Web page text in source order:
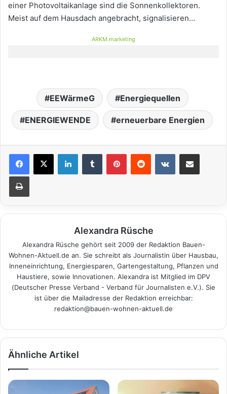
einer Photovoltaikanlage sind die Sonnenkollektoren.
Meist auf dem Hausdach angebracht, signalisieren…
ARKM.marketing
EEWärmeG Energiequellen
ENERGIEWENDE erneuerbare Energien
Alexandra Rüsche
Alexandra Rüsche gehört seit 2009 der Redaktion Bauen-
Wohnen-Aktuell.de an. Sie schreibt als Journalistin über Hausbau,
Inneneinrichtung, Energiesparen, Gartengestaltung, Pflanzen und
Haustiere, sowie Innovationen. Alexandra ist Mitglied im DPV
(Deutscher Presse Verband - Verband für Journalisten e.V.). Sie
ist über die Mailadresse der Redaktion erreichbar:
redaktion@bauen-wohnen-aktuell.de
Ähnliche Artikel